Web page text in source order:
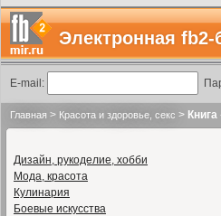
Электронная fb2-
E-mail:
Главная > Красота и здоровье, секс >
Дизайн, рукоделие, хобби
Мода, красота
Кулинария
Боевые искусства